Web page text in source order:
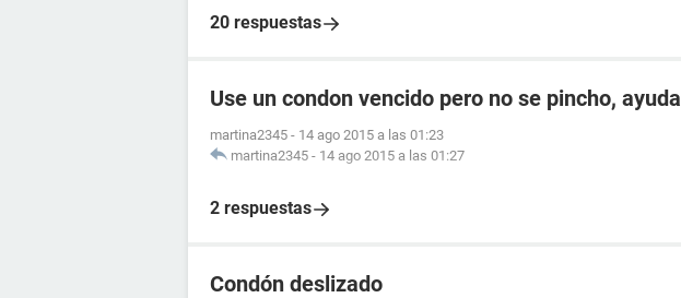
20 respuestas
Use un condon vencido pero no se pincho, ayuda
martina2345 - 14 ago 2015 a las 01:23
martina2345 - 14 ago 2015 a las 01:27
2 respuestas
Condón deslizado